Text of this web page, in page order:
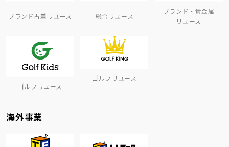
ブランド古着リユース 総合リユース
ブランド・貴金属
リユース
ゴルフリユース
ゴルフリユース
海外事業